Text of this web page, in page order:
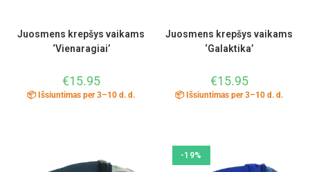
Juosmens krepšys vaikams
‘Vienaragiai’
€15.95
📦 Išsiuntimas per 3–10 d. d.
Juosmens krepšys vaikams
‘Galaktika’
€15.95
📦 Išsiuntimas per 3–10 d. d.
-19%